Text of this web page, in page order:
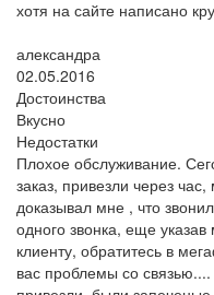
хотя на сайте написано
александра
02.05.2016
Достоинства
Вкусно
Недостатки
Плохое обслуживание.
заказ, привезли через
доказывал мне , что
одного звонка, еще указав
клиенту, обратитесь в
вас проблемы со связью....